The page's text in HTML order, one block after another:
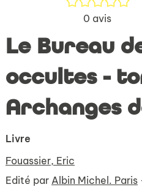
0 avis
Le Bureau
occultes -
Archanges
Livre
Fouassier, Eric
Edité par Albin Michel. Paris